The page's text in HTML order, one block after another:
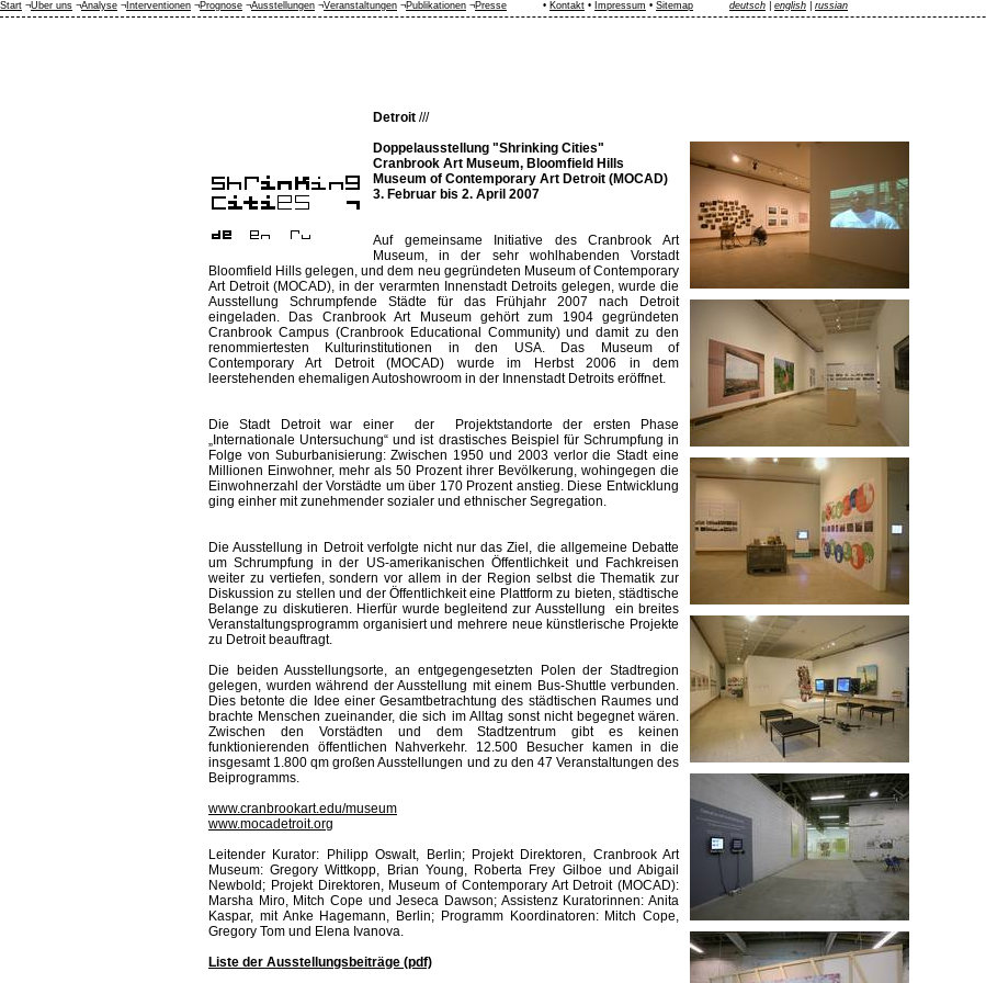
Detroit ///
Doppelausstellung "Shrinking Cities"
Cranbrook Art Museum, Bloomfield Hills
Museum of Contemporary Art Detroit (MOCAD)
3. Februar bis 2. April 2007
Auf gemeinsame Initiative des Cranbrook Art
Museum, in der sehr wohlhabenden Vorstadt
Bloomfield Hills gelegen, und dem neu gegründeten Museum of Contemporary
Art Detroit (MOCAD), in der verarmten Innenstadt Detroits gelegen, wurde die
Ausstellung Schrumpfende Städte für das Frühjahr 2007 nach Detroit
eingeladen. Das Cranbrook Art Museum gehört zum 1904 gegründeten
Cranbrook Campus (Cranbrook Educational Community) und damit zu den
renommiertesten Kulturinstitutionen in den USA. Das Museum of
Contemporary Art Detroit (MOCAD) wurde im Herbst 2006 in dem
leerstehenden ehemaligen Autoshowroom in der Innenstadt Detroits eröffnet.
Die Stadt Detroit war einer der Projektstandorte der ersten Phase
„Internationale Untersuchung“ und ist drastisches Beispiel für Schrumpfung in
Folge von Suburbanisierung: Zwischen 1950 und 2003 verlor die Stadt eine
Millionen Einwohner, mehr als 50 Prozent ihrer Bevölkerung, wohingegen die
Einwohnerzahl der Vorstädte um über 170 Prozent anstieg. Diese Entwicklung
ging einher mit zunehmender sozialer und ethnischer Segregation.
Die Ausstellung in Detroit verfolgte nicht nur das Ziel, die allgemeine Debatte
um Schrumpfung in der US-amerikanischen Öffentlichkeit und Fachkreisen
weiter zu vertiefen, sondern vor allem in der Region selbst die Thematik zur
Diskussion zu stellen und der Öffentlichkeit eine Plattform zu bieten, städtische
Belange zu diskutieren. Hierfür wurde begleitend zur Ausstellung ein breites
Veranstaltungsprogramm organisiert und mehrere neue künstlerische Projekte
zu Detroit beauftragt.
Die beiden Ausstellungsorte, an entgegengesetzten Polen der Stadtregion
gelegen, wurden während der Ausstellung mit einem Bus-Shuttle verbunden.
Dies betonte die Idee einer Gesamtbetrachtung des städtischen Raumes und
brachte Menschen zueinander, die sich im Alltag sonst nicht begegnet wären.
Zwischen den Vorstädten und dem Stadtzentrum gibt es keinen
funktionierenden öffentlichen Nahverkehr. 12.500 Besucher kamen in die
insgesamt 1.800 qm großen Ausstellungen und zu den 47 Veranstaltungen des
Beiprogramms.
www.cranbrookart.edu/museum
www.mocadetroit.org
Leitender Kurator: Philipp Oswalt, Berlin; Projekt Direktoren, Cranbrook Art
Museum: Gregory Wittkopp, Brian Young, Roberta Frey Gilboe und Abigail
Newbold; Projekt Direktoren, Museum of Contemporary Art Detroit (MOCAD):
Marsha Miro, Mitch Cope und Jeseca Dawson; Assistenz Kuratorinnen: Anita
Kaspar, mit Anke Hagemann, Berlin; Programm Koordinatoren: Mitch Cope,
Gregory Tom und Elena Ivanova.
Liste der Ausstellungsbeiträge (pdf)
Start ¬Über uns ¬Analyse ¬ Interventionen ¬Prognose ¬Ausstellungen ¬Veranstaltungen ¬Publikationen ¬Presse • Kontakt • Impressum • Sitemap deutsch english russian